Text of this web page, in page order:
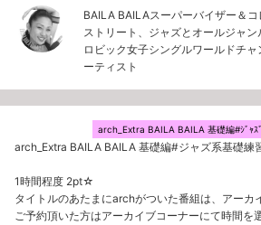
BAILA BAILAスーパーバイザー＆コ
ストリート、ジャズとオールジャ
ロビック女子シングルワールドチ
ーティスト
arch_Extra BAILA BAILA 基礎編#ｼﾞｬｽ
arch_Extra BAILA BAILA 基礎編#ジャズ系基礎練
1時間程度 2pt☆
タイトルのあたまにarchがついた番組は、アーカ
ご予約頂いた方はアーカイブコーナーにて時間を